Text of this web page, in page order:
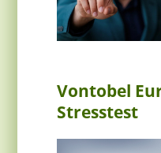
Vontobel
Stresstest